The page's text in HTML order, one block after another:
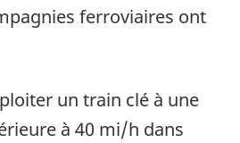
ferroviaires ont
un train clé à une
à 40 mi/h dans